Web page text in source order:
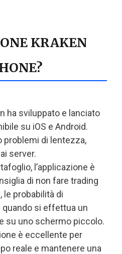
KRAKEN
ha sviluppato e lanciato
su iOS e Android.
problemi di lentezza,
server.
l’applicazione è
di non fare trading
probabilità di
si effettua un
su uno schermo piccolo.
è eccellente per
reale e mantenere una